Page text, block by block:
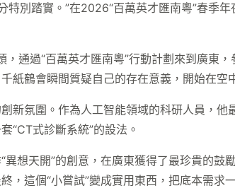
特別踏實。”在2026“百萬英才匯南粵”春季
通過“百萬英才匯南粵”行動計劃來到廣東
紙鶴會瞬間質疑自己的存在意義，開始在空
新氛圍。作為人工智能領域的科研人員，
“CT式診斷系統”的設法。
異想天開”的創意，在廣東獲得了最珍貴的鼓
，這個“小嘗試”變成實用東西，把底本需求